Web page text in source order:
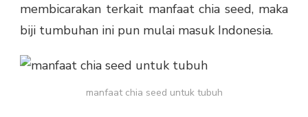
membicarakan terkait manfaat chia seed, maka
biji tumbuhan ini pun mulai masuk Indonesia.
manfaat chia seed untuk tubuh